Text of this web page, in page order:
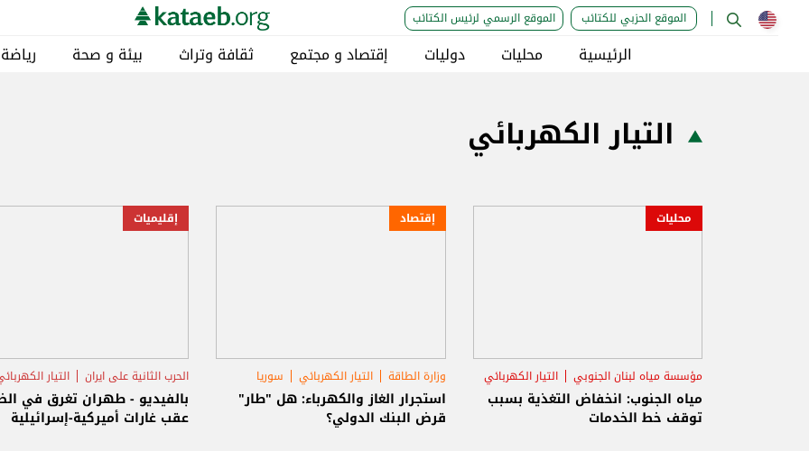
الموقع الحزبي للكتائب الموقع الرسمي لرئيس الكتائب
الرئيسية محليات دوليات إقتصاد و مجتمع ثقافة وتراث بيئة و صحة رياضة
التيار الكهربائي
محليات
مؤسسة مياه لبنان الجنوبي التيار الكهربائي
مياه الجنوب: انخفاض التغذية بسبب
توقف خط الخدمات
إقتصاد
وزارة الطاقة التيار الكهربائي سوريا
استجرار الغاز والكهرباء: هل "طار"
قرض البنك الدولي؟
إقليميات
الحرب الثانية على ايران التيار
بالفيديو - طهران تغرق في
عقب غارات أميركية-إسرائيلية